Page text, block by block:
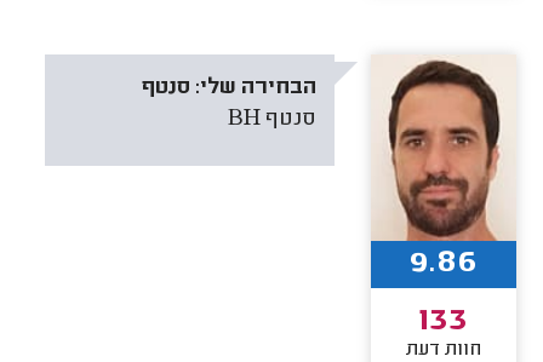
הבחירה שלי: סנטף
סנטף BH
9.86
133
חוות דעת